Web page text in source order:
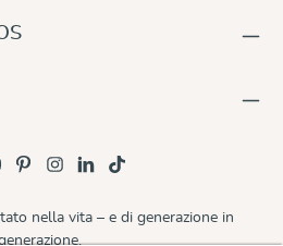
la posizione ottimale per voi e
così un nido accogliente per
accogliente che non vorrete più
di morbidezza e coccole anche
Dimensioni: 120 x 60 cm.
in cotone biologico al 100%.
accogliente e modellante Parti
EPS (senza fruscio) Una sezione
nella vita – e di generazione in